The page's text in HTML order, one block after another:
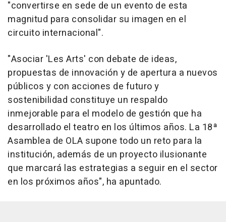
"convertirse en sede de un evento de esta
magnitud para consolidar su imagen en el
circuito internacional".
"Asociar 'Les Arts' con debate de ideas,
propuestas de innovación y de apertura a nuevos
públicos y con acciones de futuro y
sostenibilidad constituye un respaldo
inmejorable para el modelo de gestión que ha
desarrollado el teatro en los últimos años. La 18ª
Asamblea de OLA supone todo un reto para la
institución, además de un proyecto ilusionante
que marcará las estrategias a seguir en el sector
en los próximos años", ha apuntado.